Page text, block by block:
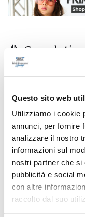
Questo sito web
Utilizziamo i cookie
annunci, per fornire
analizzare il nostro
informazioni sul
nostri partner che si
pubblicità e social
con altre
raccolto dal suo
Correlati